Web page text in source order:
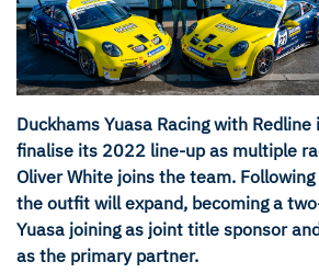
Duckhams Yuasa Racing with
finalise its 2022 line-up as multiple
Oliver White joins the team.
the outfit will expand, becoming a
Yuasa joining as joint title sponsor
as the primary partner.